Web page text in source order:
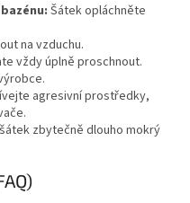
Šátek opláchněte
na vzduchu.
vždy úplně proschnout.
agresivní prostředky,
zbytečně dlouho mokrý